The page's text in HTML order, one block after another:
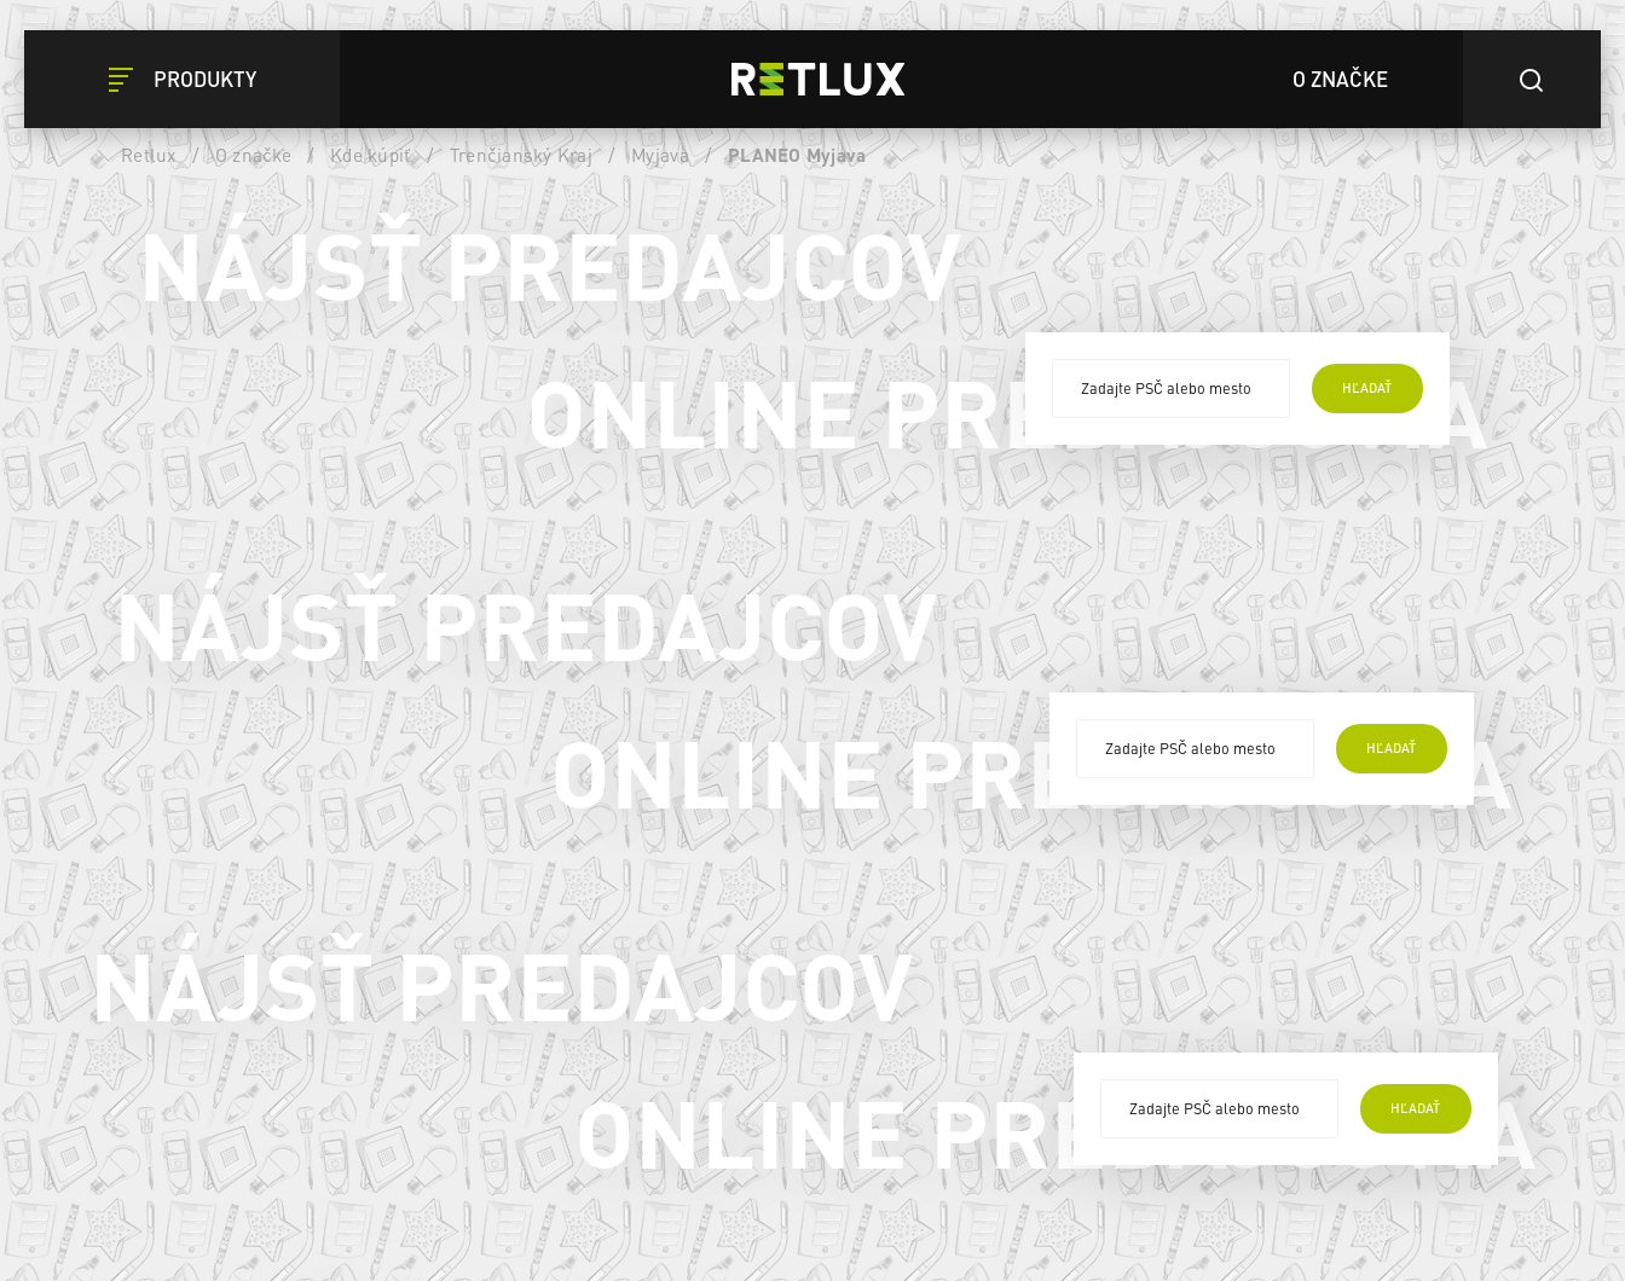
PRODUKTY O ZNAČKE
Retlux / O značke / Kde kúpiť / Trenčianský Kraj / Myjava / PLANEO Myjava
NÁJSŤ PREDAJCOV
HĽADAŤ
ONLINE PREDAJCOVIA
NÁJSŤ PREDAJCOV
HĽADAŤ
ONLINE PREDAJCOVIA
NÁJSŤ PREDAJCOV
HĽADAŤ
ONLINE PREDAJCOVIA